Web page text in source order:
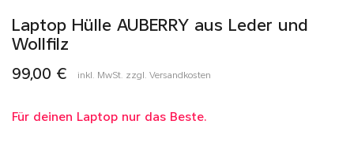
Laptop Hülle AUBERRY aus Leder und
Wollfilz
99,00 € inkl. MwSt. zzgl. Versandkosten
Für deinen Laptop nur das Beste.